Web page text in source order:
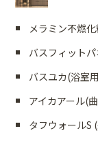
メラミン不燃
バスフィット
バスユカ(浴室
アイカアール(
タフウォールS